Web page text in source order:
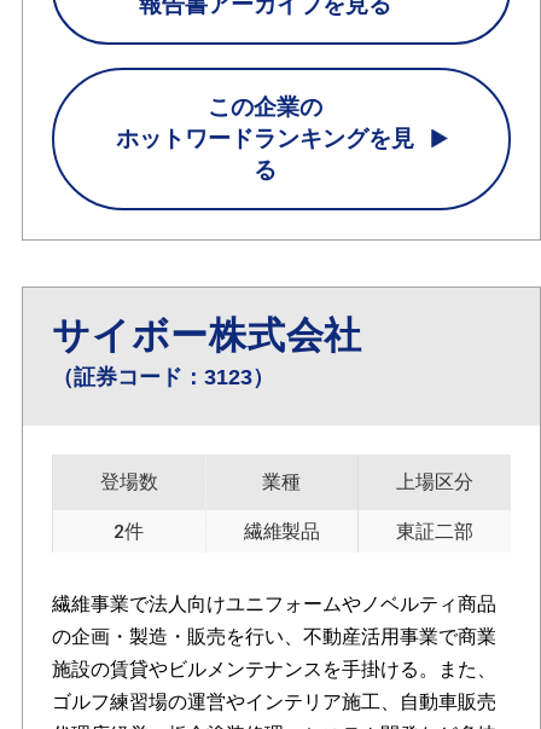
この企業の
ホットワードランキングを見
る
サイボー株式会社
（証券コード：3123）
登場数
2件
業種
繊維製品
上場区分
東証二部
繊維事業で法人向けユニフォームやノベルティ商品
の企画・製造・販売を行い、不動産活用事業で商業
施設の賃貸やビルメンテナンスを手掛ける。また、
ゴルフ練習場の運営やインテリア施工、自動車販売